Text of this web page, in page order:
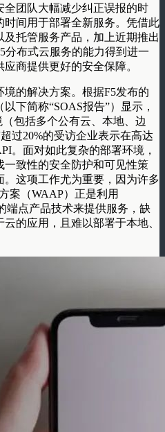
团队大幅减少纠正误报的时
间用于部署全新服务。凭借此
托管服务产品，加上近期推出
分布式云服务的能力得到进一
商提供更好的安全保障。
的解决方案。根据F5发布的
下简称“SOAS报告”）显示，
包括多个公有云、本地、边
过20%的受访企业表示在高达
。面对如此复杂的部署环境，
致性的安全防护和可见性策
这项工作尤为重要，因为许多
案（WAAP）正是利用
端点产品技术来提供服务，缺
的应用，且难以部署于本地、